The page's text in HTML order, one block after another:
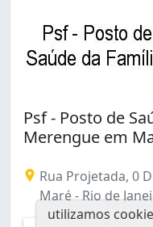
Parque Anchieta (2)
Pedra de Guaratiba
Penha (4)
Portuguesa (1)
Praça Seca (1)
Realengo (2)
Recreio dos
Riachuelo (1)
Psf - Posto de
Merengue em
Rua Projetada, 0 D
Maré - Rio de
utilizamos